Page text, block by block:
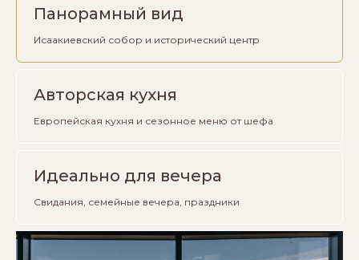
Панорамный вид
Исаакиевский собор и исторический центр
Авторская кухня
Европейская кухня и сезонное меню от шефа
Идеально для вечера
Свидания, семейные вечера, праздники